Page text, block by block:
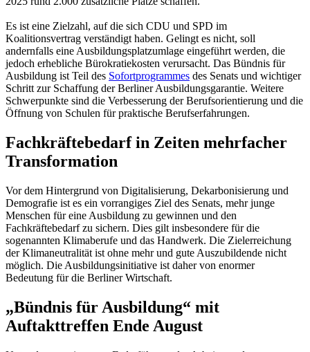
Es ist eine Zielzahl, auf die sich CDU und SPD im
Koalitionsvertrag verständigt haben. Gelingt es nicht, soll
andernfalls eine Ausbildungsplatzumlage eingeführt werden, die
jedoch erhebliche Bürokratiekosten verursacht. Das Bündnis für
Ausbildung ist Teil des Sofortprogrammes des Senats und wichtiger
Schritt zur Schaffung der Berliner Ausbildungsgarantie. Weitere
Schwerpunkte sind die Verbesserung der Berufsorientierung und die
Öffnung von Schulen für praktische Berufserfahrungen.
Fachkräftebedarf in Zeiten mehrfacher
Transformation
Vor dem Hintergrund von Digitalisierung, Dekarbonisierung und
Demografie ist es ein vorrangiges Ziel des Senats, mehr junge
Menschen für eine Ausbildung zu gewinnen und den
Fachkräftebedarf zu sichern. Dies gilt insbesondere für die
sogenannten Klimaberufe und das Handwerk. Die Zielerreichung
der Klimaneutralität ist ohne mehr und gute Auszubildende nicht
möglich. Die Ausbildungsinitiative ist daher von enormer
Bedeutung für die Berliner Wirtschaft.
„Bündnis für Ausbildung“ mit
Auftakttreffen Ende August